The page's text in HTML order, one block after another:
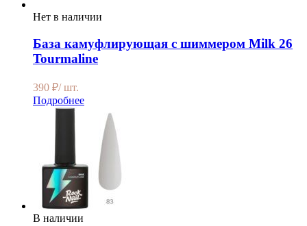
Нет в наличии
База камуфлирующая с шиммером Milk 26
Tourmaline
390 ₽/ шт.
Подробнее
В наличии